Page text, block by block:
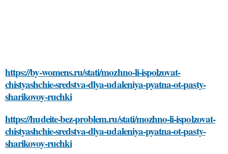
https://by-womens.ru/stati/mozhno-li-ispolzovat-
chistyashchie-sredstva-dlya-udaleniya-pyatna-ot-pasty-
sharikovoy-ruchki
https://hudeite-bez-problem.ru/stati/mozhno-li-ispolzovat-
chistyashchie-sredstva-dlya-udaleniya-pyatna-ot-pasty-
sharikovoy-ruchki